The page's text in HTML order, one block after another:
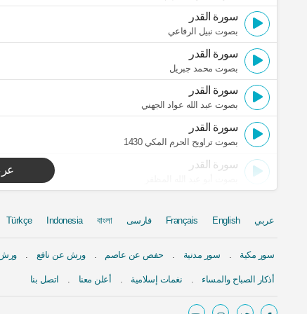
سورة القدر
بصوت نبيل الرفاعي
سورة القدر
بصوت محمد جبريل
سورة القدر
بصوت عبد الله عواد الجهني
سورة القدر
بصوت تراويح الحرم المكي 1430
سورة القدر
عربي English
Français فارسی বাংলা
Indonesia
Türkçe
سور مكية سور مدنية حفص عن عاصم ورش عن نافع ورش
أذكار الصباح والمساء نغمات إسلامية أعلن معنا اتصل بنا